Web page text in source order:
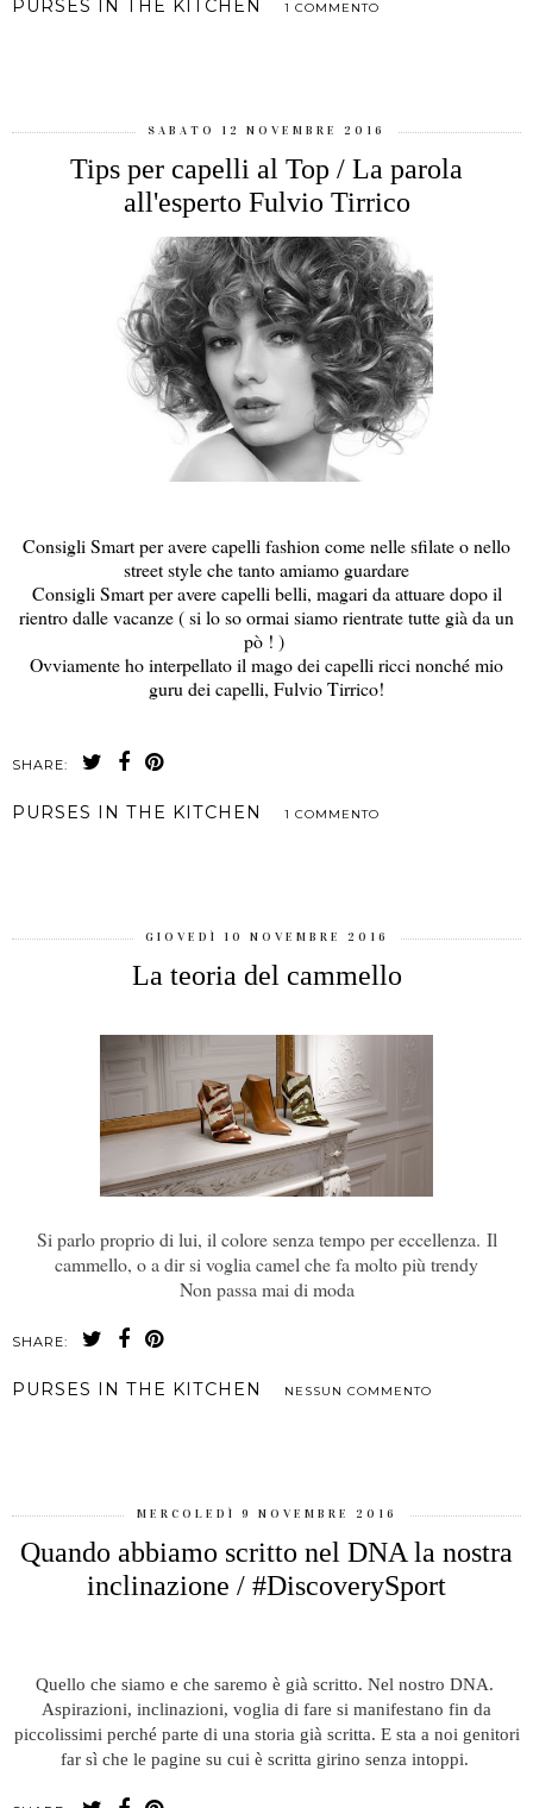
PURSES IN THE KITCHEN 1 COMMENTO
SABATO 12 NOVEMBRE 2016
Tips per capelli al Top / La parola
all'esperto Fulvio Tirrico
Consigli Smart per avere capelli fashion come nelle sfilate o nello
street style che tanto amiamo guardare
Consigli Smart per avere capelli belli, magari da attuare dopo il
rientro dalle vacanze ( si lo so ormai siamo rientrate tutte già da un
pò ! )
Ovviamente ho interpellato il mago dei capelli ricci nonché mio
guru dei capelli, Fulvio Tirrico!
SHARE:
PURSES IN THE KITCHEN 1 COMMENTO
GIOVEDÌ 10 NOVEMBRE 2016
La teoria del cammello
Si parlo proprio di lui, il colore senza tempo per eccellenza. Il
cammello, o a dir si voglia camel che fa molto più trendy
Non passa mai di moda
SHARE:
PURSES IN THE KITCHEN NESSUN COMMENTO
MERCOLEDÌ 9 NOVEMBRE 2016
Quando abbiamo scritto nel DNA la nostra
inclinazione / #DiscoverySport
Quello che siamo e che saremo è già scritto. Nel nostro DNA.
Aspirazioni, inclinazioni, voglia di fare si manifestano fin da
piccolissimi perché parte di una storia già scritta. E sta a noi genitori
far sì che le pagine su cui è scritta girino senza intoppi.